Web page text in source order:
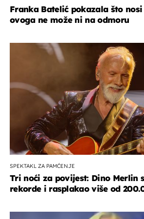
Franka Batelić pokazala što
ovoga ne može ni na odmoru
SPEKTAKL ZA PAMĆENJE
Tri noći za povijest: Dino Merlin
rekorde i rasplakao više od